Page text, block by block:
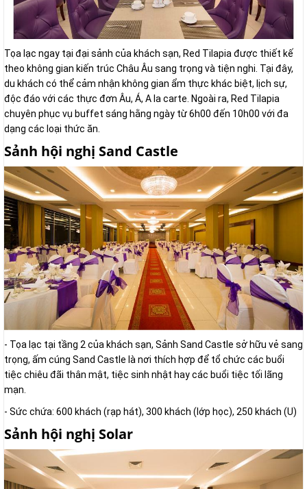
Tọa lạc ngay tại đại sảnh của khách sạn, Red Tilapia được thiết kế
theo không gian kiến trúc Châu Âu sang trọng và tiện nghi. Tại đây,
du khách có thể cảm nhận không gian ẩm thực khác biệt, lịch sự,
độc đáo với các thực đơn Âu, Á, A la carte. Ngoài ra, Red Tilapia
chuyên phục vụ buffet sáng hằng ngày từ 6h00 đến 10h00 với đa
dạng các loại thức ăn.
Sảnh hội nghị Sand Castle
- Tọa lạc tại tầng 2 của khách sạn, Sảnh Sand Castle sở hữu vẻ sang
trọng, ấm cúng Sand Castle là nơi thích hợp để tổ chức các buổi
tiệc chiêu đãi thân mật, tiệc sinh nhật hay các buổi tiệc tối lãng
mạn.
- Sức chứa: 600 khách (rạp hát), 300 khách (lớp học), 250 khách (U)
Sảnh hội nghị Solar